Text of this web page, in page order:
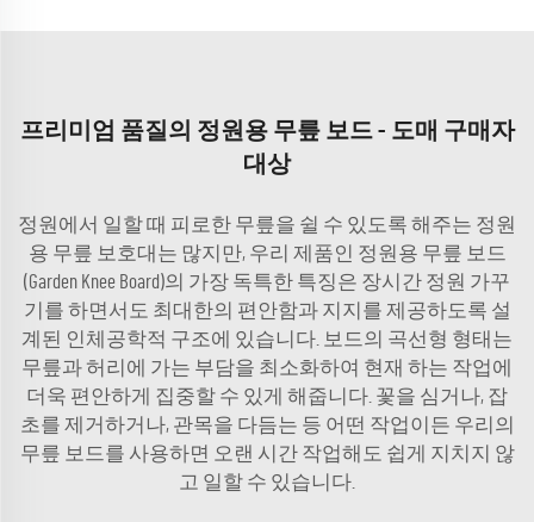
프리미엄 품질의 정원용 무릎 보드 - 도매 구매자
대상
정원에서 일할 때 피로한 무릎을 쉴 수 있도록 해주는 정원
용 무릎 보호대는 많지만, 우리 제품인 정원용 무릎 보드
(Garden Knee Board)의 가장 독특한 특징은 장시간 정원 가꾸
기를 하면서도 최대한의 편안함과 지지를 제공하도록 설
계된 인체공학적 구조에 있습니다. 보드의 곡선형 형태는
무릎과 허리에 가는 부담을 최소화하여 현재 하는 작업에
더욱 편안하게 집중할 수 있게 해줍니다. 꽃을 심거나, 잡
초를 제거하거나, 관목을 다듬는 등 어떤 작업이든 우리의
무릎 보드를 사용하면 오랜 시간 작업해도 쉽게 지치지 않
고 일할 수 있습니다.